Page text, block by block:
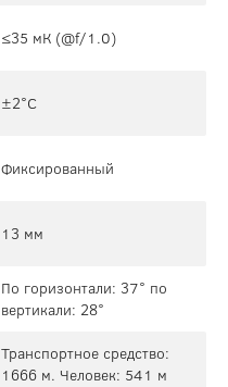
≤35 мК (@f/1.0)
±2°C
Фиксированный
13 мм
По горизонтали: 37° по
вертикали: 28°
Транспортное средство:
1666 м. Человек: 541 м